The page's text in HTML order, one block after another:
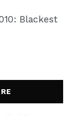
fare i tuoi
dei tuoi ordini e
Blackest